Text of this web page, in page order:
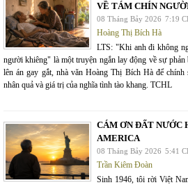
VỀ TÁM CHÍN
08 Tháng Bảy 2026 7:19
Hoàng Thị Bích Hà
LTS: "Khi anh đi không
người khiêng" là một truyện ngắn lay động về sự
lên án gay gắt, nhà văn Hoàng Thị Bích Hà để
nhân quả và giá trị của nghĩa tình tào khang. TCHL
CÁM ƠN ĐẤT NƯỚC
AMERICA
08 Tháng Bảy 2026 5:41
Trần Kiêm Đoàn
Sinh 1946, tôi rời Việt